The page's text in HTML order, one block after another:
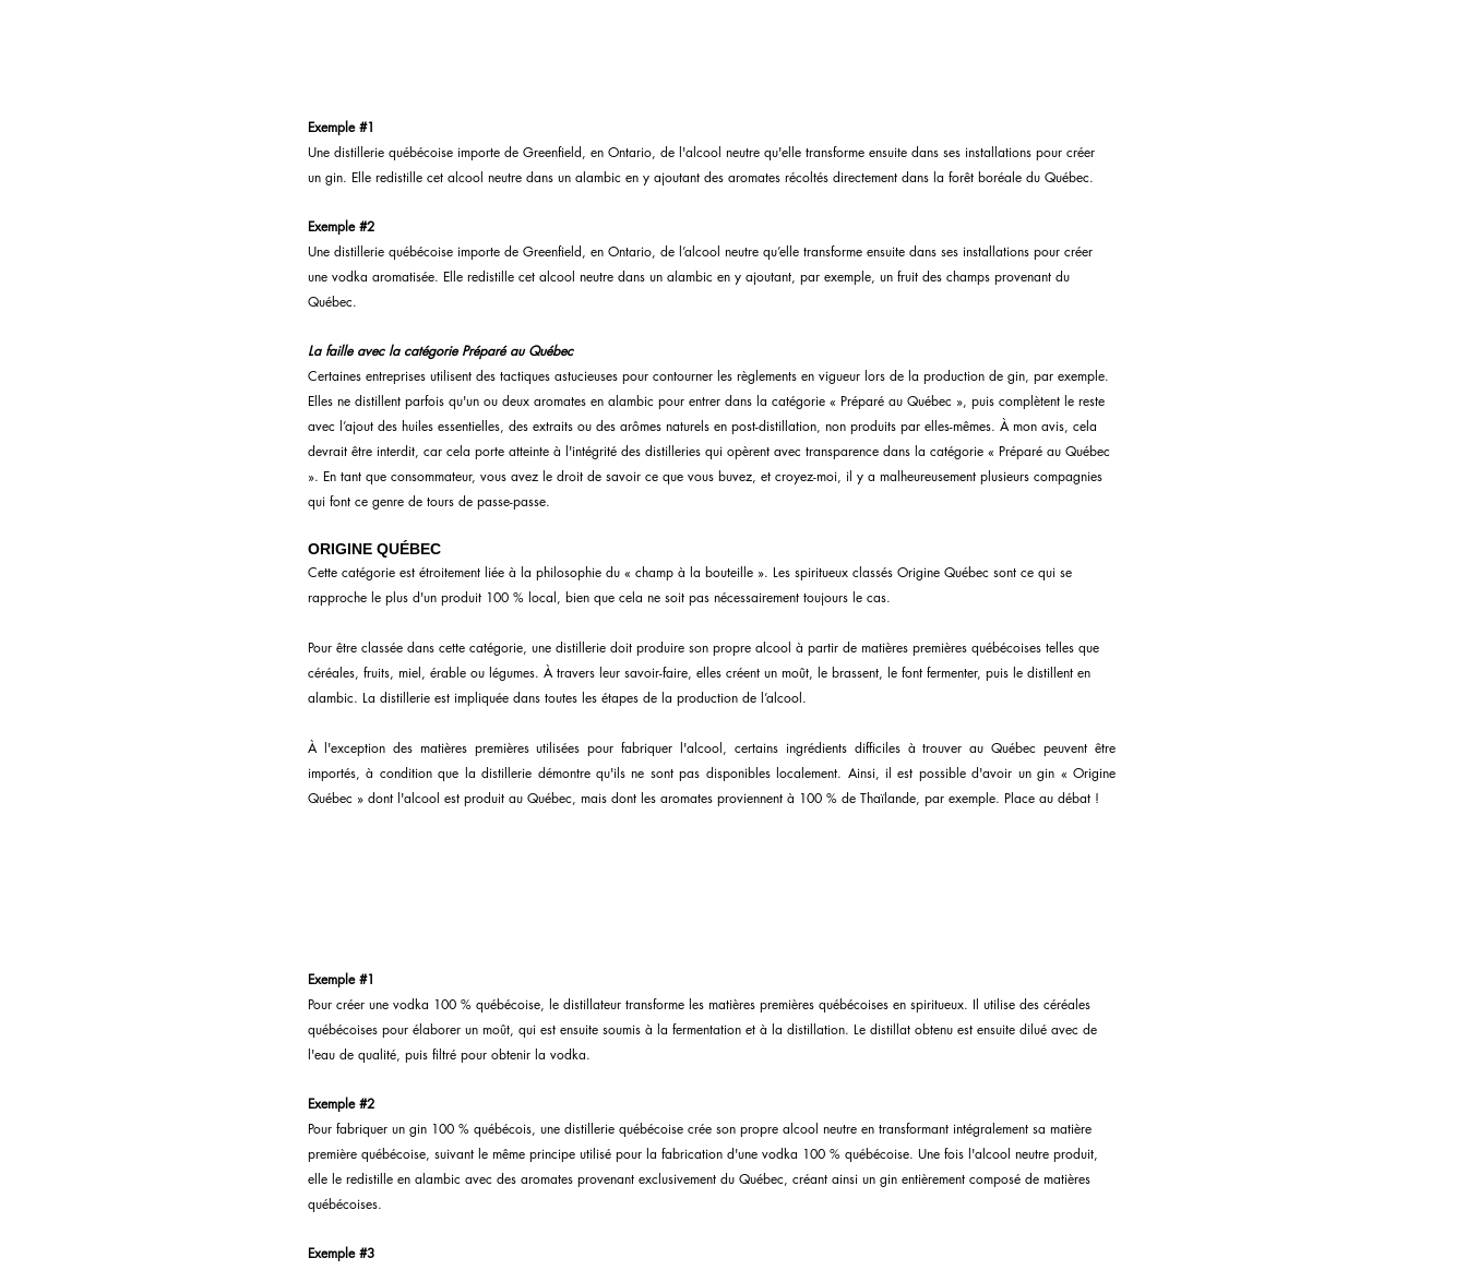
Exemple #1
Une distillerie québécoise importe de Greenfield, en Ontario, de l'alcool neutre qu'elle transforme ensuite dans ses installations pour créer
un gin. Elle redistille cet alcool neutre dans un alambic en y ajoutant des aromates récoltés directement dans la forêt boréale du Québec.
Exemple #2
Une distillerie québécoise importe de Greenfield, en Ontario, de l’alcool neutre qu’elle transforme ensuite dans ses installations pour créer
une vodka aromatisée. Elle redistille cet alcool neutre dans un alambic en y ajoutant, par exemple, un fruit des champs provenant du
Québec.
La faille avec la catégorie Préparé au Québec
Certaines entreprises utilisent des tactiques astucieuses pour contourner les règlements en vigueur lors de la production de gin, par exemple.
Elles ne distillent parfois qu'un ou deux aromates en alambic pour entrer dans la catégorie « Préparé au Québec », puis complètent le reste
avec l’ajout des huiles essentielles, des extraits ou des arômes naturels en post-distillation, non produits par elles-mêmes. À mon avis, cela
devrait être interdit, car cela porte atteinte à l'intégrité des distilleries qui opèrent avec transparence dans la catégorie « Préparé au Québec
». En tant que consommateur, vous avez le droit de savoir ce que vous buvez, et croyez-moi, il y a malheureusement plusieurs compagnies
qui font ce genre de tours de passe-passe.
ORIGINE QUÉBEC
Cette catégorie est étroitement liée à la philosophie du « champ à la bouteille ». Les spiritueux classés Origine Québec sont ce qui se
rapproche le plus d'un produit 100 % local, bien que cela ne soit pas nécessairement toujours le cas.
Pour être classée dans cette catégorie, une distillerie doit produire son propre alcool à partir de matières premières québécoises telles que
céréales, fruits, miel, érable ou légumes. À travers leur savoir-faire, elles créent un moût, le brassent, le font fermenter, puis le distillent en
alambic. La distillerie est impliquée dans toutes les étapes de la production de l’alcool.
À l'exception des matières premières utilisées pour fabriquer l'alcool, certains ingrédients difficiles à trouver au Québec peuvent être
importés, à condition que la distillerie démontre qu'ils ne sont pas disponibles localement. Ainsi, il est possible d'avoir un gin « Origine
Québec » dont l'alcool est produit au Québec, mais dont les aromates proviennent à 100 % de Thaïlande, par exemple. Place au débat !
Exemple #1
Pour créer une vodka 100 % québécoise, le distillateur transforme les matières premières québécoises en spiritueux. Il utilise des céréales
québécoises pour élaborer un moût, qui est ensuite soumis à la fermentation et à la distillation. Le distillat obtenu est ensuite dilué avec de
l'eau de qualité, puis filtré pour obtenir la vodka.
Exemple #2
Pour fabriquer un gin 100 % québécois, une distillerie québécoise crée son propre alcool neutre en transformant intégralement sa matière
première québécoise, suivant le même principe utilisé pour la fabrication d'une vodka 100 % québécoise. Une fois l'alcool neutre produit,
elle le redistille en alambic avec des aromates provenant exclusivement du Québec, créant ainsi un gin entièrement composé de matières
québécoises.
Exemple #3